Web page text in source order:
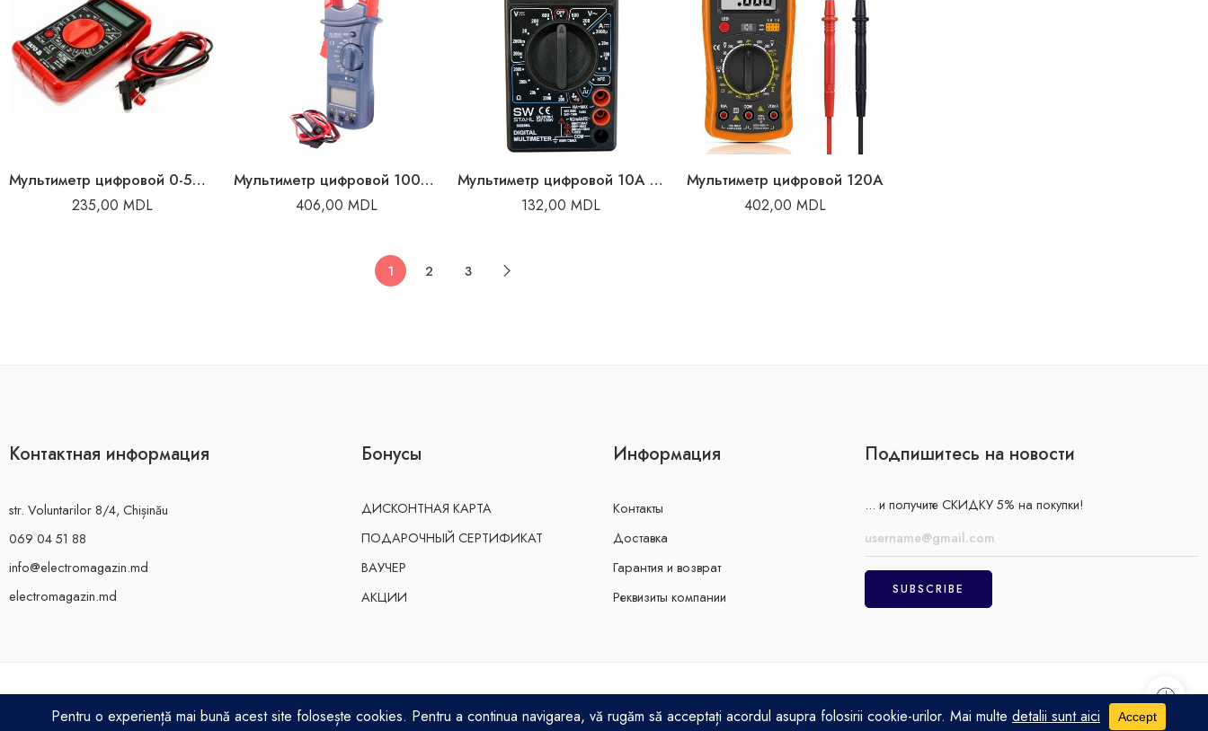
Мультиметр цифровой 0-500V 0-5A Yato
235,00 MDL
Мультиметр цифровой 1000A
406,00 MDL
Мультиметр цифровой 10A Ripper
132,00 MDL
Мультиметр цифровой 120A
402,00 MDL
1 2 3
Контактная информация
str. Voluntarilor 8/4, Chișinău
069 04 51 88
info@electromagazin.md
electromagazin.md
Бонусы
ДИСКОНТНАЯ КАРТА
ПОДАРОЧНЫЙ СЕРТИФИКАТ
ВАУЧЕР
АКЦИИ
Информация
Контакты
Доставка
Гарантия и возврат
Реквизиты компании
Подпишитесь на новости
... и получите СКИДКУ 5% на покупки!
ELECTRO MAGAZIN SRL© 2026 Оплата Политика конфиденциальности Термины и условия